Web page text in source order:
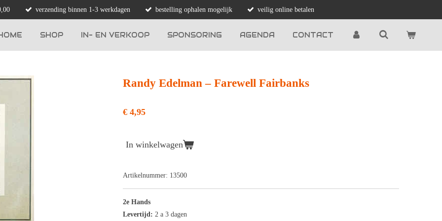
verzending binnen 1-3 werkdagen bestelling ophalen mogelijk veilig online betalen
SHOP IN- EN VERKOOP SPONSORING AGENDA CONTACT
Randy Edelman ‎– Farewell Fairbanks
€ 4,95
In winkelwagen
Artikelnummer: 13500
2e Hands
Levertijd: 2 a 3 dagen